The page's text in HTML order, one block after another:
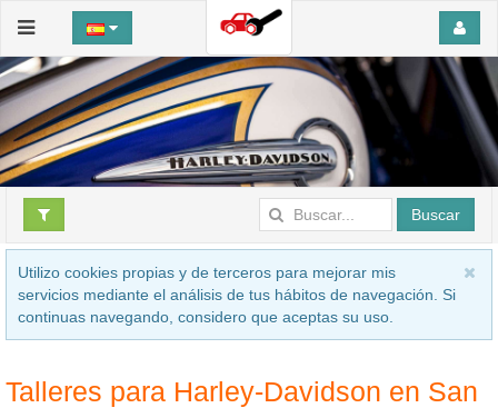
Buscar
Utilizo cookies propias y de terceros para mejorar mis
servicios mediante el análisis de tus hábitos de navegación. Si
continuas navegando, considero que aceptas su uso.
Talleres para Harley-Davidson en San